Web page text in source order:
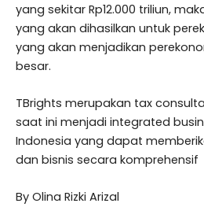
yang sekitar Rp12.000 triliun,
yang akan dihasilkan untuk
yang akan menjadikan
besar.
TBrights merupakan tax
saat ini menjadi integrated
Indonesia yang dapat
dan bisnis secara komprehensif
By Olina Rizki Arizal